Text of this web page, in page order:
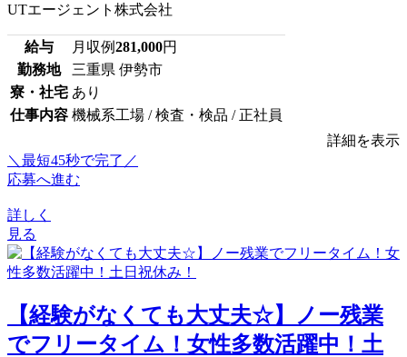
UTエージェント株式会社
給与 月収例281,000円
勤務地
三重県 伊勢市
寮・社宅 あり
仕事内容 機械系工場 / 検査・検品 / 正社員
詳細を表示
＼最短45秒で完了／
応募へ進む
詳しく
見る
【経験がなくても大丈夫☆】ノー残業
でフリータイム！女性多数活躍中！土